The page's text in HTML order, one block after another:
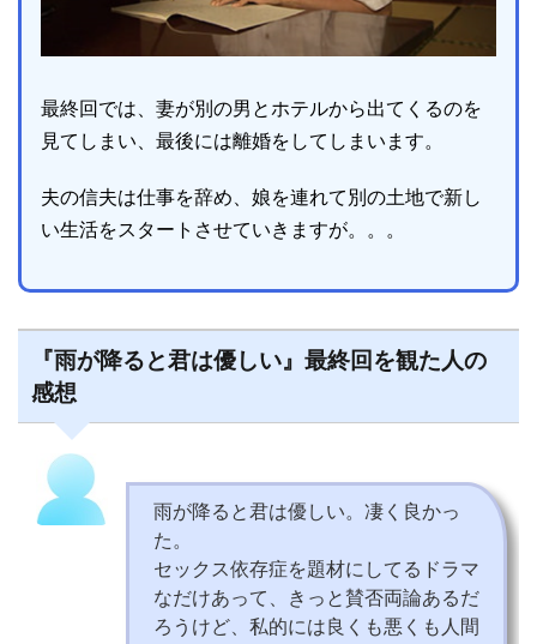
最終回では、妻が別の男とホテルから出てくるのを
見てしまい、最後には離婚をしてしまいます。
夫の信夫は仕事を辞め、娘を連れて別の土地で新し
い生活をスタートさせていきますが。。。
『雨が降ると君は優しい』最終回を観た人の
感想
雨が降ると君は優しい。凄く良かっ
た。
セックス依存症を題材にしてるドラマ
なだけあって、きっと賛否両論あるだ
ろうけど、私的には良くも悪くも人間